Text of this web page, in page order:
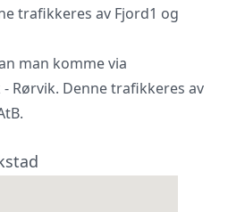
trafikkeres av Fjord1 og
man komme via
Rørvik. Denne trafikkeres av